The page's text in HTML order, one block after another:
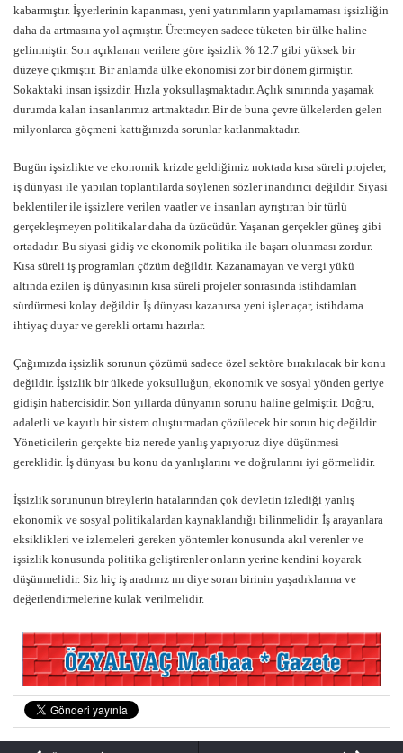
kabarmıştır. İşyerlerinin kapanması, yeni yatırımların yapılamaması işsizliğin
daha da artmasına yol açmıştır. Üretmeyen sadece tüketen bir ülke haline
gelinmiştir. Son açıklanan verilere göre işsizlik % 12.7 gibi yüksek bir
düzeye çıkmıştır. Bir anlamda ülke ekonomisi zor bir dönem girmiştir.
Sokaktaki insan işsizdir. Hızla yoksullaşmaktadır. Açlık sınırında yaşamak
durumda kalan insanlarımız artmaktadır. Bir de buna çevre ülkelerden gelen
milyonlarca göçmeni kattığınızda sorunlar katlanmaktadır.
Bugün işsizlikte ve ekonomik krizde geldiğimiz noktada kısa süreli projeler,
iş dünyası ile yapılan toplantılarda söylenen sözler inandırıcı değildir. Siyasi
beklentiler ile işsizlere verilen vaatler ve insanları ayrıştıran bir türlü
gerçekleşmeyen politikalar daha da üzücüdür. Yaşanan gerçekler güneş gibi
ortadadır. Bu siyasi gidiş ve ekonomik politika ile başarı olunması zordur.
Kısa süreli iş programları çözüm değildir. Kazanamayan ve vergi yükü
altında ezilen iş dünyasının kısa süreli projeler sonrasında istihdamları
sürdürmesi kolay değildir. İş dünyası kazanırsa yeni işler açar, istihdama
ihtiyaç duyar ve gerekli ortamı hazırlar.
Çağımızda işsizlik sorunun çözümü sadece özel sektöre bırakılacak bir konu
değildir. İşsizlik bir ülkede yoksulluğun, ekonomik ve sosyal yönden geriye
gidişin habercisidir. Son yıllarda dünyanın sorunu haline gelmiştir. Doğru,
adaletli ve kayıtlı bir sistem oluşturmadan çözülecek bir sorun hiç değildir.
Yöneticilerin gerçekte biz nerede yanlış yapıyoruz diye düşünmesi
gereklidir. İş dünyası bu konu da yanlışlarını ve doğrularını iyi görmelidir.
İşsizlik sorununun bireylerin hatalarından çok devletin izlediği yanlış
ekonomik ve sosyal politikalardan kaynaklandığı bilinmelidir. İş arayanlara
eksiklikleri ve izlemeleri gereken yöntemler konusunda akıl verenler ve
işsizlik konusunda politika geliştirenler onların yerine kendini koyarak
düşünmelidir. Siz hiç iş aradınız mı diye soran birinin yaşadıklarına ve
değerlendirmelerine kulak verilmelidir.